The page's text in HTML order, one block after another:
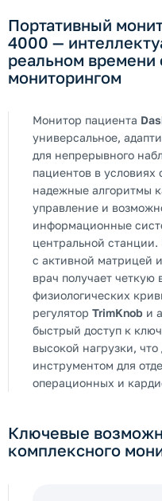
Портативный
4000 —
реальном времени
мониторингом
Монитор пациента
универсальное,
для непрерывного
пациентов в условиях
надежные алгоритмы
управление и
информационные
центральной
с активной матрицей
врач получает четкую
физиологических
регулятор TrimKnob и
быстрый доступ к
высокой нагрузки,
инструментом для
операционных и
Ключевые
комплексного